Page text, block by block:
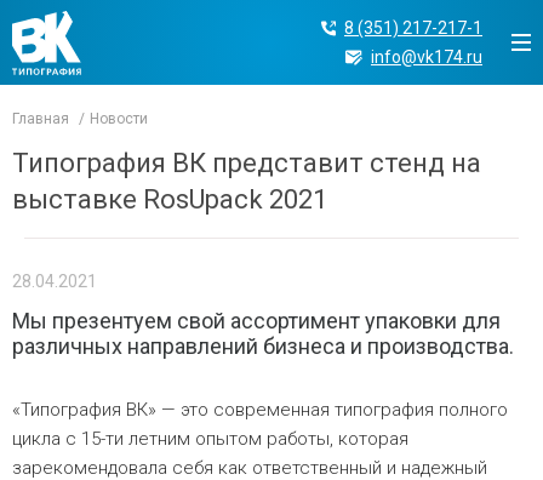
8 (351) 217-217-1
info@vk174.ru
Главная Новости
Типография ВК представит стенд на
выставке RosUpack 2021
28.04.2021
Мы презентуем свой ассортимент упаковки для
различных направлений бизнеса и производства.
«Типография ВК» — это современная типография полного
цикла с 15-ти летним опытом работы, которая
зарекомендовала себя как ответственный и надежный